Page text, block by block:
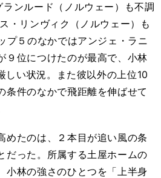
ンルード（ノルウェー）も不調
・リンヴィク（ノルウェー）も
プ５のなかではアンジェ・ラニ
９位につけたのが最高で、小林
しい状況。また彼以外の上位10
条件のなかで飛距離を伸ばせて
たのは、２本目が追い風の条
だった。所属する土屋ホームの
小林の強さのひとつを「上半身